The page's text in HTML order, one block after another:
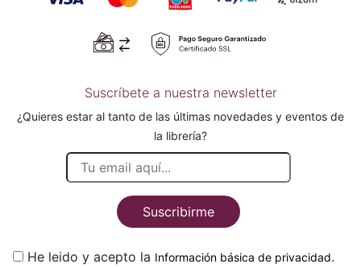
Suscríbete a nuestra newsletter
¿Quieres estar al tanto de las últimas novedades y eventos de
la librería?
Suscribirme
He leido y acepto la Información básica de privacidad.